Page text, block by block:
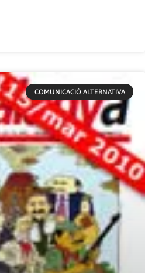
COMUNICACIÓ ALTERNATIVA